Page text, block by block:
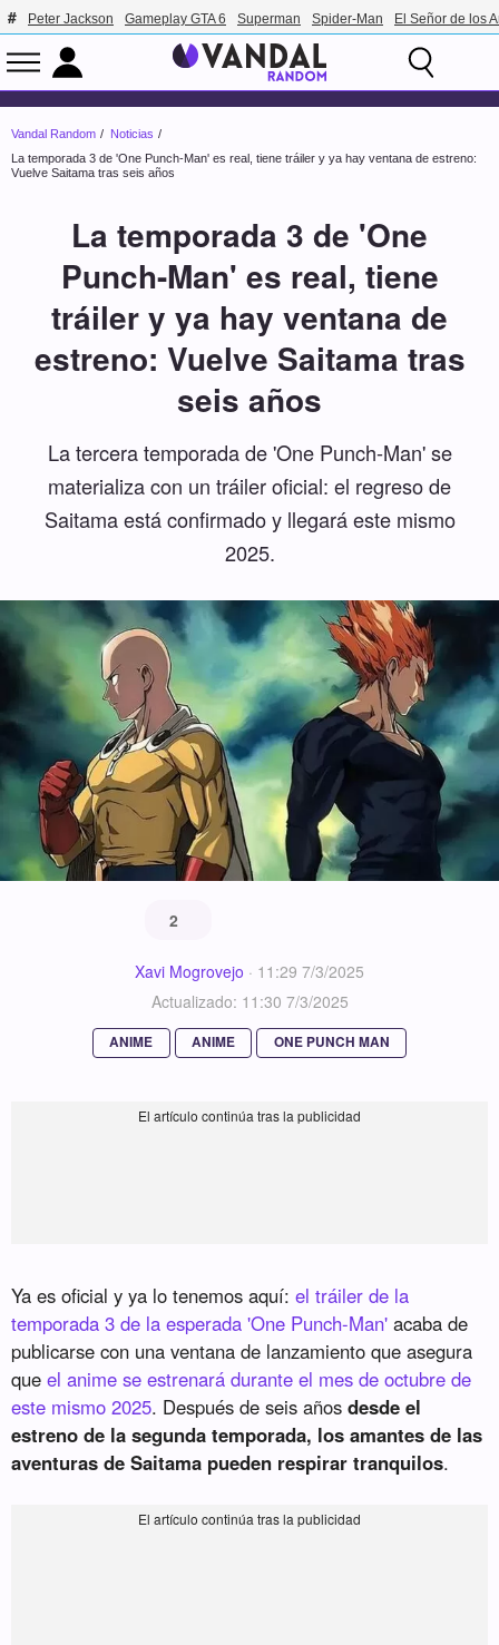
Peter Jackson Gameplay GTA 6 Superman Spider-Man El Señor de los
Vandal Random
Noticias
La temporada 3 de 'One Punch-Man' es real, tiene tráiler y ya hay ventana de estreno:
Vuelve Saitama tras seis años
La temporada 3 de 'One
Punch-Man' es real, tiene
tráiler y ya hay ventana de
estreno: Vuelve Saitama tras
seis años
La tercera temporada de 'One Punch-Man' se
materializa con un tráiler oficial: el regreso de
Saitama está confirmado y llegará este mismo
2025.
2
Xavi Mogrovejo · 11:29 7/3/2025
Actualizado: 11:30 7/3/2025
ANIME ANIME ONE PUNCH MAN
Ya es oficial y ya lo tenemos aquí:el tráiler de la
temporada 3 de la esperada 'One Punch-Man' acaba de
publicarse con una ventana de lanzamiento que asegura
queel anime se estrenará durante el mes de octubre de
este mismo 2025. Después de seis añosdesde el
estreno de la segunda temporada, los amantes de las
aventuras de Saitama pueden respirar tranquilos.